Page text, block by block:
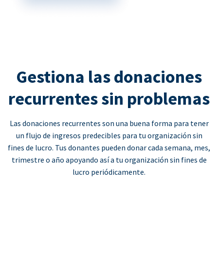
Gestiona las donaciones
recurrentes sin problemas
Las donaciones recurrentes son una buena forma para tener
un flujo de ingresos predecibles para tu organización sin
fines de lucro. Tus donantes pueden donar cada semana, mes,
trimestre o año apoyando así a tu organización sin fines de
lucro periódicamente.